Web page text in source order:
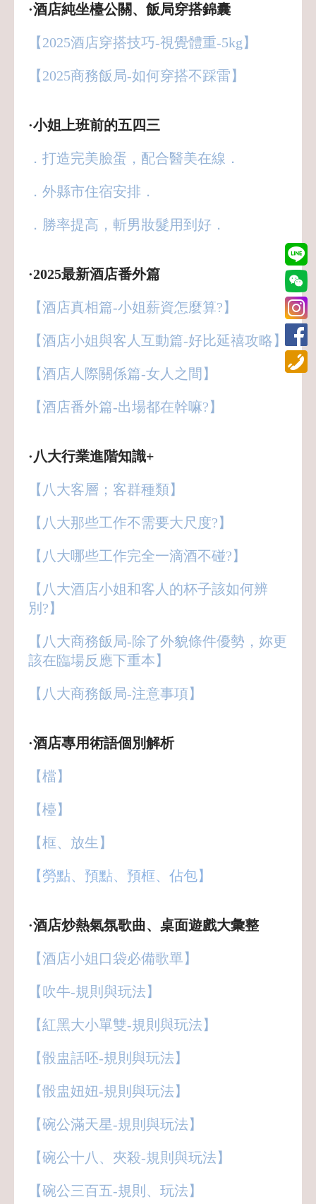
·酒店純坐檯公關、飯局穿搭錦囊
【2025酒店穿搭技巧-視覺體重-5kg】
【2025商務飯局-如何穿搭不踩雷】
·小姐上班前的五四三
．打造完美臉蛋，配合醫美在線．
．外縣市住宿安排．
．勝率提高，斬男妝髮用到好．
·2025最新酒店番外篇
【酒店真相篇-小姐薪資怎麼算?】
【酒店小姐與客人互動篇-好比延禧攻略】
【酒店人際關係篇-女人之間】
【酒店番外篇-出場都在幹嘛?】
·八大行業進階知識+
【八大客層；客群種類】
【八大那些工作不需要大尺度?】
【八大哪些工作完全一滴酒不碰?】
【八大酒店小姐和客人的杯子該如何辨
別?】
【八大商務飯局-除了外貌條件優勢，妳更
該在臨場反應下重本】
【八大商務飯局-注意事項】
·酒店專用術語個別解析
【檔】
【檯】
【框、放生】
【勞點、預點、預框、佔包】
·酒店炒熱氣氛歌曲、桌面遊戲大彙整
【酒店小姐口袋必備歌單】
【吹牛-規則與玩法】
【紅黑大小單雙-規則與玩法】
【骰盅話呸-規則與玩法】
【骰盅妞妞-規則與玩法】
【碗公滿天星-規則與玩法】
【碗公十八、夾殺-規則與玩法】
【碗公三百五-規則、玩法】